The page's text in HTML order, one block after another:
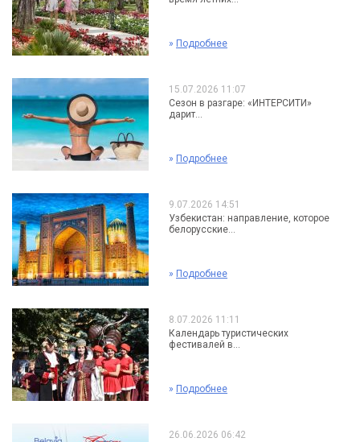
» Подробнее
15.07.2026 11:07
Сезон в разгаре: «ИНТЕРСИТИ»
дарит...
» Подробнее
9.07.2026 14:51
Узбекистан: направление, которое
белорусские...
» Подробнее
8.07.2026 11:11
Календарь туристических
фестивалей в...
» Подробнее
26.06.2026 06:42